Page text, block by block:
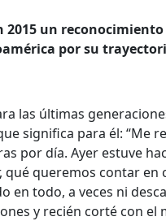
2015 un reconocimiento
por su
las últimas
significa para él: “Me
por día. Ayer estuve
queremos contar en
todo, a veces ni
y recién corté con el